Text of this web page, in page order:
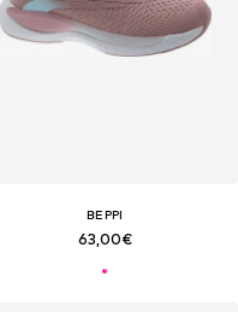
BEPPI
63,00€